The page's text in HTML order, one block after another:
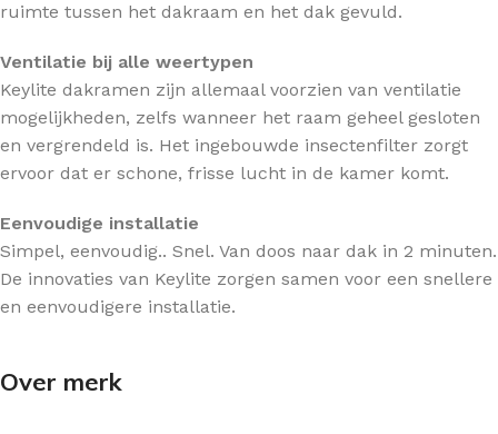
ruimte tussen het dakraam en het dak gevuld.
Ventilatie bij alle weertypen
Keylite dakramen zijn allemaal voorzien van ventilatie
mogelijkheden, zelfs wanneer het raam geheel gesloten
en vergrendeld is. Het ingebouwde insectenfilter zorgt
ervoor dat er schone, frisse lucht in de kamer komt.
Eenvoudige installatie
Simpel, eenvoudig.. Snel. Van doos naar dak in 2 minuten.
De innovaties van Keylite zorgen samen voor een snellere
en eenvoudigere installatie.
Over merk